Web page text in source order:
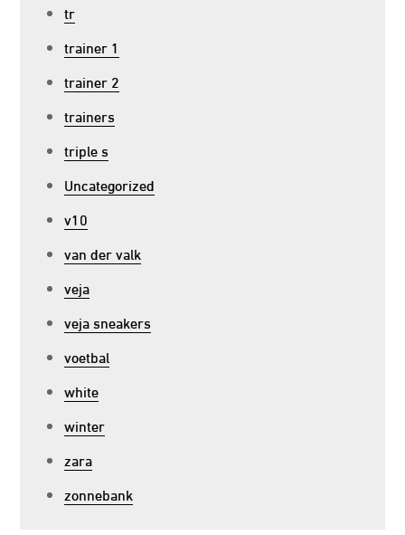
tr
trainer 1
trainer 2
trainers
triple s
Uncategorized
v10
van der valk
veja
veja sneakers
voetbal
white
winter
zara
zonnebank